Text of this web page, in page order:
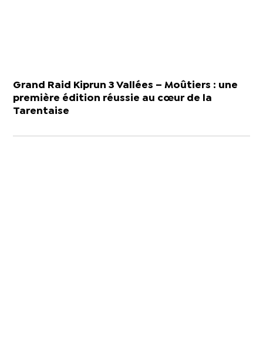
Grand Raid Kiprun 3 Vallées – Moûtiers : une
première édition réussie au cœur de la
Tarentaise